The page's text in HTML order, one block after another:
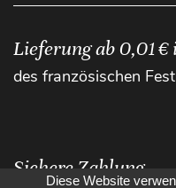
Lieferung ab 0,01
des französischen
Sichere Zahlung
Diese Website